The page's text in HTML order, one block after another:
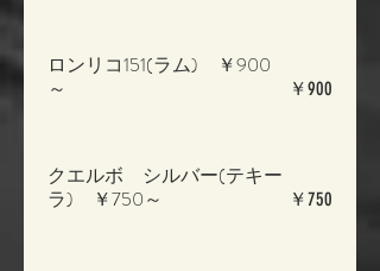
ロンリコ151(ラム) ￥900
～
￥900
クエルボ シルバー(テキー
ラ) ￥750～
￥750